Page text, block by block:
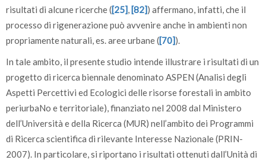
risultati di alcune ricerche ([25],[82]) affermano, infatti, che il
processo di rigenerazione può avvenire anche in ambienti non
propriamente naturali, es. aree urbane ([70]).
In tale ambito, il presente studio intende illustrare i risultati di un
progetto di ricerca biennale denominato ASPEN (Analisi degli
Aspetti Percettivi ed Ecologici delle risorse forestali in ambito
periurbaNo e territoriale), finanziato nel 2008 dal Ministero
dell’Università e della Ricerca (MUR) nell’ambito dei Programmi
di Ricerca scientifica di rilevante Interesse Nazionale (PRIN-
2007). In particolare, si riportano i risultati ottenuti dall’Unità di